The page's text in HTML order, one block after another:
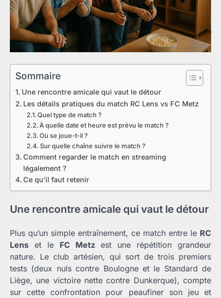
Sommaire
Une rencontre amicale qui vaut le détour
Les détails pratiques du match RC Lens vs FC Metz
Quel type de match ?
À quelle date et heure est prévu le match ?
Où se joue-t-il ?
Sur quelle chaîne suivre le match ?
Comment regarder le match en streaming
légalement ?
Ce qu’il faut retenir
Une rencontre amicale qui vaut le détour
Plus qu’un simple entraînement, ce match entre le RC
Lens et le FC Metzest une répétition grandeur
nature. Le club artésien, qui sort de trois premiers
tests (deux nuls contre Boulogne et le Standard de
Liège, une victoire nette contre Dunkerque), compte
sur cette confrontation pour peaufiner son jeu et